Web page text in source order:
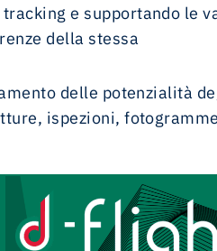
e supportando le
della stessa
delle potenzialità
ispezioni,